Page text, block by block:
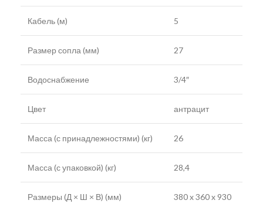
Кабель (м) 5
Размер сопла (мм) 27
Водоснабжение 3/4″
Цвет антрацит
Масса (с принадлежностями) (кг) 26
Масса (с упаковкой) (кг) 28,4
Размеры (Д × Ш × В) (мм) 380 x 360 x 930